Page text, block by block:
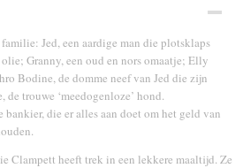
Jed, een aardige man die plotsklaps
Granny, een oud en nors omaatje; Elly
Bodine, de domme neef van Jed die zijn
trouwe ‘meedogenloze’ hond.
die er alles aan doet om het geld van
Clampett heeft trek in een lekkere maaltijd. Ze